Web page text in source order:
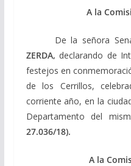
A la
De la señora
ZERDA, declarando de
festejos en
de los Cerrillos,
corriente año, en la
Departamento del
27.036/18).
A la